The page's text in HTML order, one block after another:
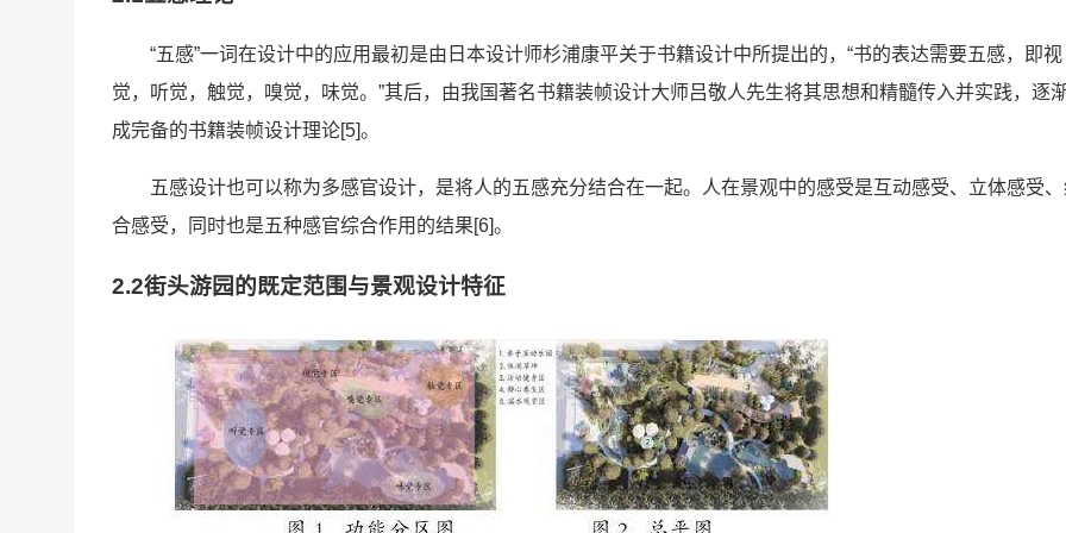
“五感”一词在设计中的应用最初是由日本设计师杉浦康平关于书籍设计中所提出的，“书的表达需要五感，即视
觉，听觉，触觉，嗅觉，味觉。”其后，由我国著名书籍装帧设计大师吕敬人先生将其思想和精髓传入并实践，逐
成完备的书籍装帧设计理论[5]。
五感设计也可以称为多感官设计，是将人的五感充分结合在一起。人在景观中的感受是互动感受、立体感受
合感受，同时也是五种感官综合作用的结果[6]。
2.2街头游园的既定范围与景观设计特征